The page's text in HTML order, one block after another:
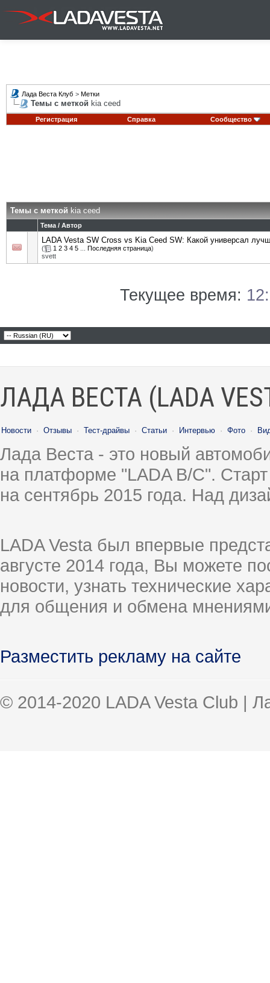
Лада Веста Клуб > Метки
Темы с меткой kia ceed
Регистрация Справка Сообщество
Темы с меткойkia ceed
Тема / Автор
LADA Vesta SW Cross vs Kia Ceed SW: Какой универсал
( 1 2 3 4 5 Последняя страница)
svett
Текущее время:
ЛАДА ВЕСТА (LADA
Новости · Отзывы · Тест-драйвы · Статьи · Интервью · Фото ·
Лада Веста - это новый
на платформе "LADA B/C".
на сентябрь 2015 года. Над
LADA Vesta был впервые
августе 2014 года, Вы можете
новости, узнать технические
для общения и обмена
Разместить рекламу на сайте
© 2014-2020 LADA Vesta Club |